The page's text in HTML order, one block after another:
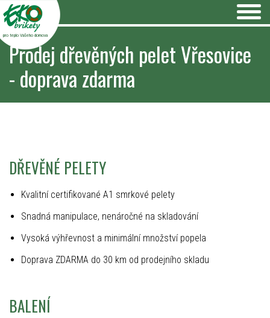
pro teplo Vašeho domova
Prodej dřevěných pelet Vřesovice
- doprava zdarma
DŘEVĚNÉ PELETY
Kvalitní certifikované A1 smrkové pelety
Snadná manipulace, nenáročné na skladování
Vysoká výhřevnost a minimální množství popela
Doprava ZDARMA do 30 km od prodejního skladu
BALENÍ